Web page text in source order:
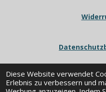
Diese Website verwendet
Erlebnis zu verbessern und